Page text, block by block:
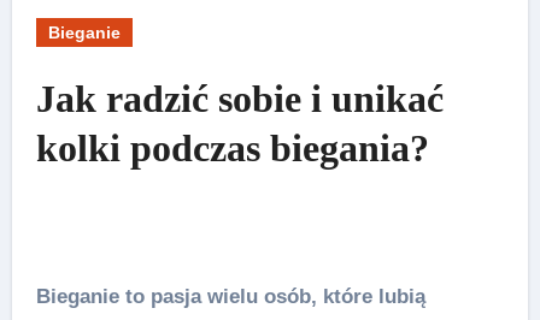
Bieganie
Jak radzić sobie i unikać
kolki podczas biegania?
Bieganie to pasja wielu osób, które lubią